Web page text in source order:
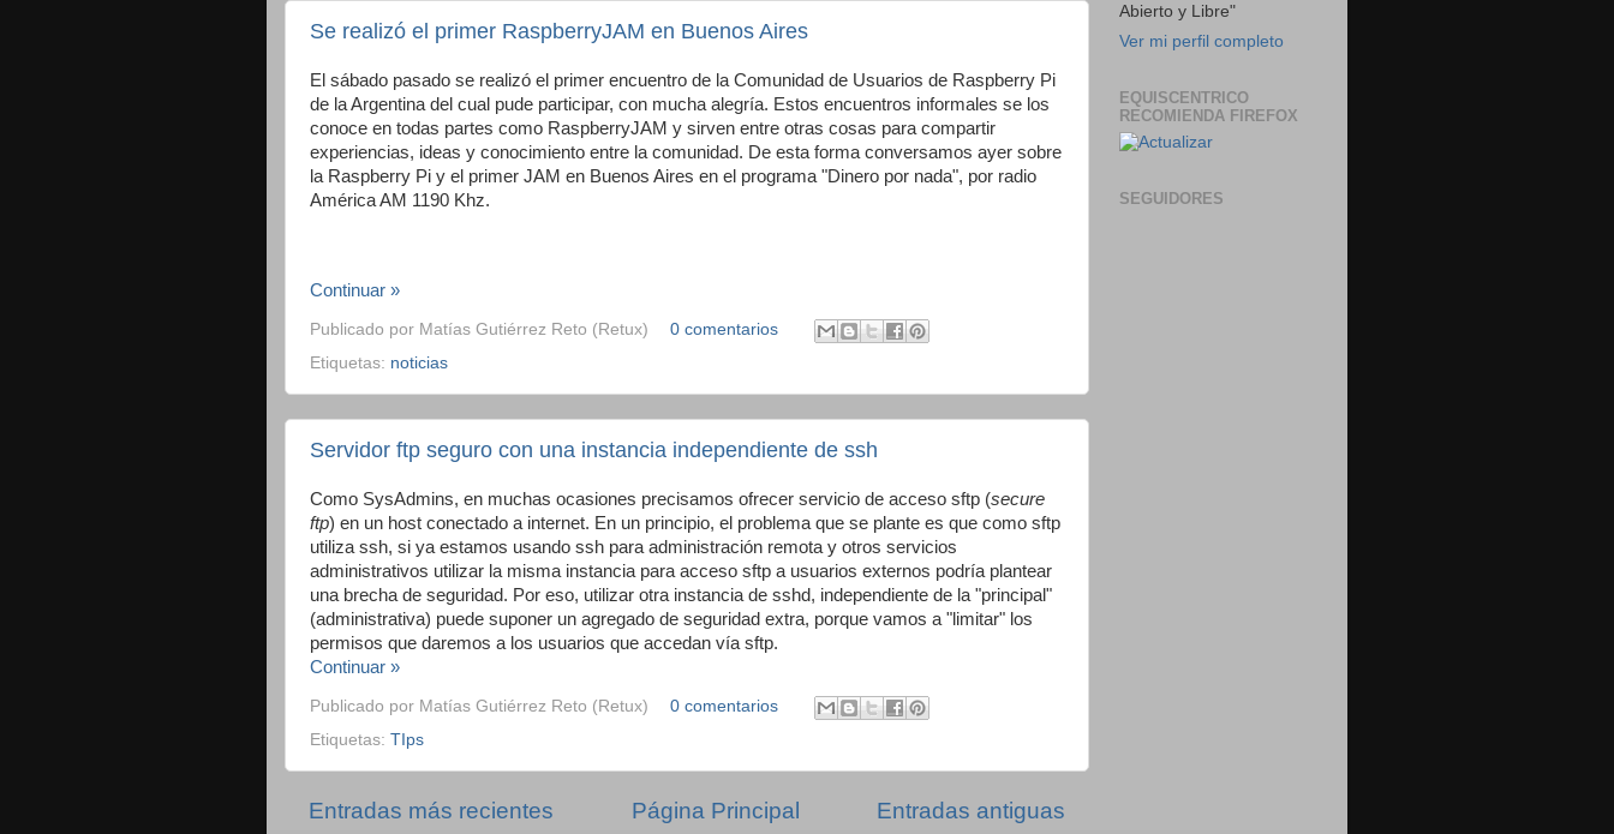
Se realizó el primer RaspberryJAM en Buenos Aires
El sábado pasado se realizó el primer encuentro de la Comunidad de Usuarios de Raspberry Pi
de la Argentina del cual pude participar, con mucha alegría. Estos encuentros informales se los
conoce en todas partes como RaspberryJAM y sirven entre otras cosas para compartir
experiencias, ideas y conocimiento entre la comunidad. De esta forma conversamos ayer sobre
la Raspberry Pi y el primer JAM en Buenos Aires en el programa "Dinero por nada", por radio
América AM 1190 Khz.
Continuar »
Publicado por Matías Gutiérrez Reto (Retux)
0 comentarios
Etiquetas: noticias
Servidor ftp seguro con una instancia independiente de ssh
Como SysAdmins, en muchas ocasiones precisamos ofrecer servicio de acceso sftp (secure
ftp) en un host conectado a internet. En un principio, el problema que se plante es que como sftp
utiliza ssh, si ya estamos usando ssh para administración remota y otros servicios
administrativos utilizar la misma instancia para acceso sftp a usuarios externos podría plantear
una brecha de seguridad. Por eso, utilizar otra instancia de sshd, independiente de la "principal"
(administrativa) puede suponer un agregado de seguridad extra, porque vamos a "limitar" los
permisos que daremos a los usuarios que accedan vía sftp.
Continuar »
Publicado por Matías Gutiérrez Reto (Retux)
0 comentarios
Etiquetas: TIps
Entradas más recientes Entradas antiguas
Página Principal
Abierto y Libre"
Ver mi perfil completo
EQUISCENTRICO
RECOMIENDA FIREFOX
SEGUIDORES